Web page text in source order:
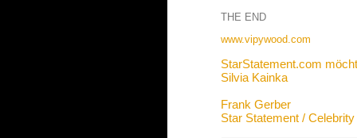
THE END
www.vipywood.com
StarStatement.com
Silvia Kainka
Frank Gerber
Star Statement /